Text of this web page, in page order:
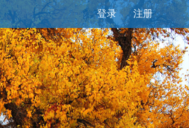
登录 注册